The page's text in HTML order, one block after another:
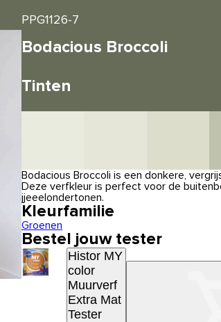
PPG1126-7
Bodacious Broccoli
Tinten
Bodacious Broccoli is een donkere,
Deze verfkleur is perfect voor de
jjeeelondertonen.
Kleurfamilie
Groenen
Bestel jouw tester
Histor MY
color
Muurverf
Extra Mat
Tester